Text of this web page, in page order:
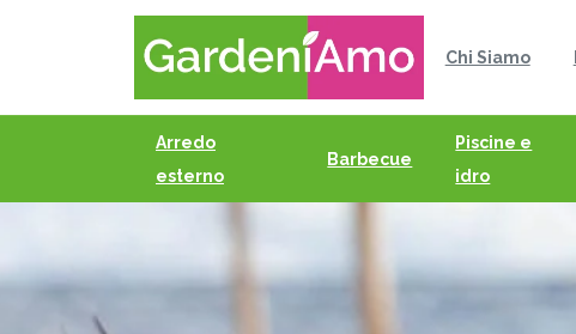
Chi Siamo
Arredo
esterno
Barbecue
Piscine e
idro